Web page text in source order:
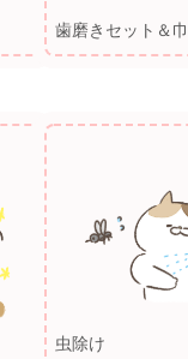
歯磨きセット＆
虫除け